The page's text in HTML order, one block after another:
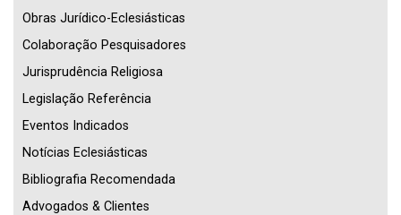
Obras Jurídico-Eclesiásticas
Colaboração Pesquisadores
Jurisprudência Religiosa
Legislação Referência
Eventos Indicados
Notícias Eclesiásticas
Bibliografia Recomendada
Advogados & Clientes